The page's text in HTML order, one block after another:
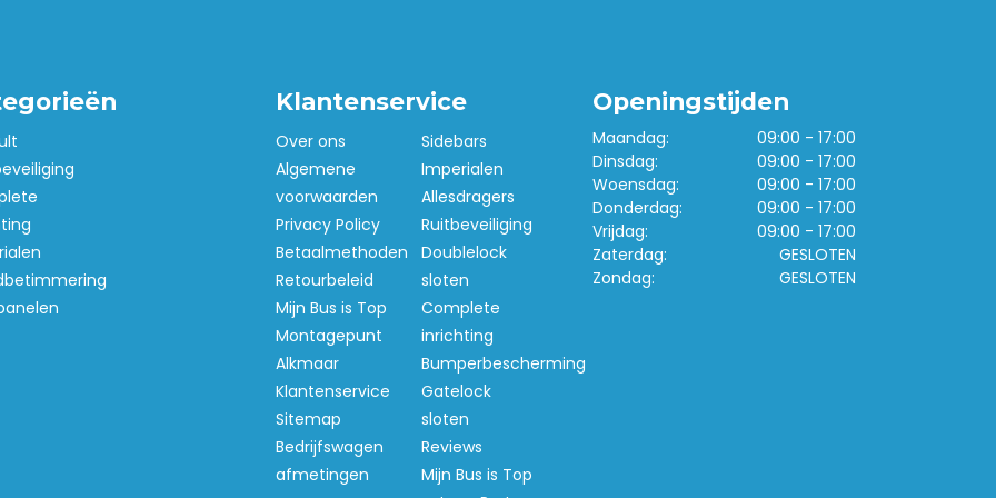
voor de Volkswagen
afwijken en is per model
Klantenservice
Over ons
Algemene
voorwaarden
Privacy Policy
Betaalmethoden
Retourbeleid
Mijn Bus is Top
Montagepunt
Alkmaar
Klantenservice
Sitemap
Bedrijfswagen
afmetingen
Sidebars
Imperialen
Allesdragers
Ruitbeveiliging
Doublelock
sloten
Complete
inrichting
Bumperbescherming
Gatelock
sloten
Reviews
Mijn Bus is Top
Openingstijden
Maandag:
09:00 - 17:00
Dinsdag:
09:00 - 17:00
Woensdag:
09:00 - 17:00
Donderdag:
09:00 - 17:00
Vrijdag:
09:00 - 17:00
Zaterdag:
GESLOTEN
Zondag:
GESLOTEN